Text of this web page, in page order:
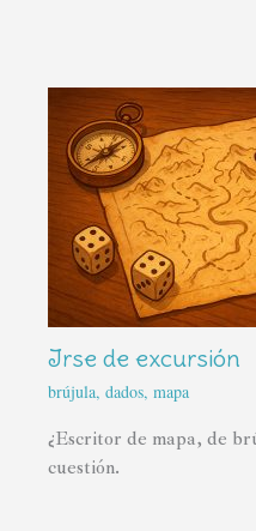
Irse de excursión
brújula, dados, mapa
¿Escritor de mapa, de
cuestión.